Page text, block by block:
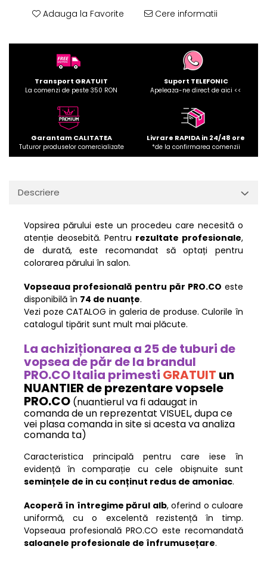
Adauga la Favorite Cere informatii
Transport GRATUIT
La comenzi de peste 350 RON
Suport TELEFONIC
Apeleaza-ne direct de aici <<
Garantam CALITATEA
Tuturor produselor comercializate
Livrare RAPIDA in 24/48 ore
*de la confirmarea comenzii
Descriere
Vopsirea părului este un procedeu care necesită o
atenție deosebită. Pentru rezultate profesionale,
de durată, este recomandat să optați pentru
colorarea părului în salon.
Vopseaua profesională pentru păr PRO.CO este
disponibilă în 74 de nuanțe.
Vezi poze CATALOG in galeria de produse. Culorile în
catalogul tipărit sunt mult mai plăcute.
La achiziționarea a 25 de tuburi de
vopsea de păr de la brandul
PRO.CO Italia primesti GRATUIT un
NUANTIER de prezentare vopsele
PRO.CO (nuantierul va fi adaugat in
comanda de un reprezentat VISUEL, dupa ce
vei plasa comanda in site si acesta va analiza
comanda ta)
Caracteristica principală pentru care iese în
evidență în comparație cu cele obișnuite sunt
semințele de in cu conținut redus de amoniac.
Acoperă în întregime părul alb, oferind o culoare
uniformă, cu o excelentă rezistență în timp.
Vopseaua profesională PRO.CO este recomandată
saloanele profesionale de înfrumusețare.